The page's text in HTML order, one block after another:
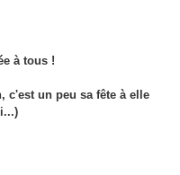
à tous !
c'est un peu sa fête à elle